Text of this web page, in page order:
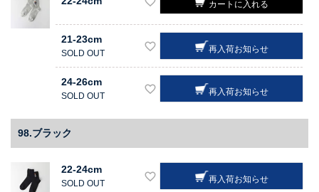
カートに入れる
21-23cm
SOLD OUT 再入荷お知らせ
24-26cm
SOLD OUT 再入荷お知らせ
98.ブラック
22-24cm
SOLD OUT 再入荷お知らせ